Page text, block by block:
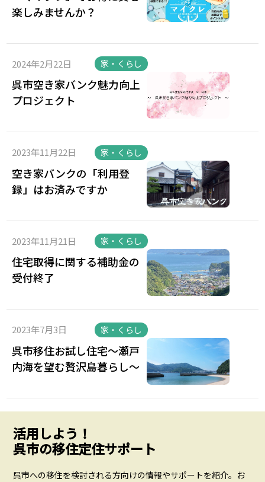
楽しみませんか？
2024年2月22日 家・くらし
呉市空き家バンク魅力向上
プロジェクト
2023年11月22日 家・くらし
空き家バンクの「利用登
録」はお済みですか
2023年11月21日 家・くらし
住宅取得に関する補助金の
受付終了
2023年7月3日 家・くらし
呉市移住お試し住宅～瀬戸
内海を望む贅沢島暮らし～
活用しよう！
呉市の移住定住サポート
呉市への移住を検討される方向けの情報やサポートを紹介。お